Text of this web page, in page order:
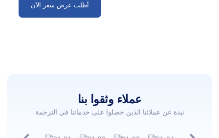
أطلب عرض سعر الآن
عملاء وثقوا بنا
نبذة عن عملائنا الذين حصلوا على خدماتنا في الترجمة